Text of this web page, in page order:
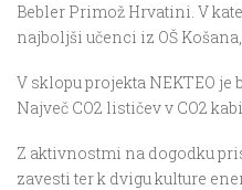
Bebler Primož Hrvatini. V
najboljši učenci iz OŠ
V sklopu projekta NEKTEO
Največ CO2 lističev v CO2
Z aktivnostmi na dogodku
zavesti ter k dvigu kulture